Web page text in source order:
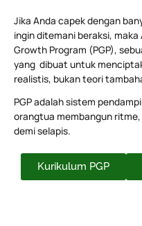
Jika Anda capek dengan
ingin ditemani beraksi,
Growth Program (PGP),
yang dibuat untuk
realistis, bukan teori
PGP adalah sistem
orangtua membangun
demi selapis.
Kurikulum PGP